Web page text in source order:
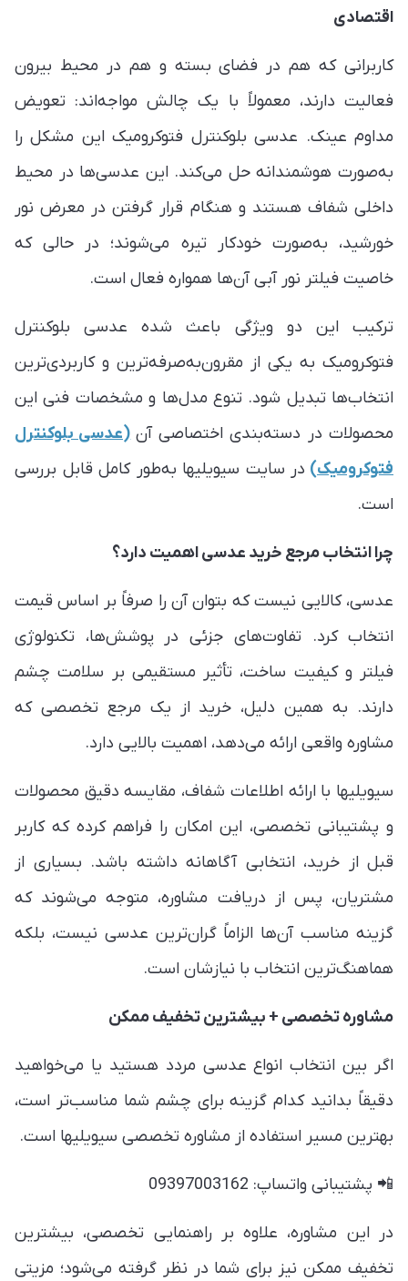
اقتصادی
کاربرانی که هم در فضای بسته و هم در محیط بیرون
فعالیت دارند، معمولاً با یک چالش مواجه‌اند: تعویض
مداوم عینک. عدسی بلوکنترل فتوکرومیک این مشکل را
به‌صورت هوشمندانه حل می‌کند. این عدسی‌ها در محیط
داخلی شفاف هستند و هنگام قرار گرفتن در معرض نور
خورشید، به‌صورت خودکار تیره می‌شوند؛ در حالی که
خاصیت فیلتر نور آبی آن‌ها همواره فعال است.
ترکیب این دو ویژگی باعث شده عدسی بلوکنترل
فتوکرومیک به یکی از مقرون‌به‌صرفه‌ترین و کاربردی‌ترین
انتخاب‌ها تبدیل شود. تنوع مدل‌ها و مشخصات فنی این
محصولات در دسته‌بندی اختصاصی آن (عدسی بلوکنترل
فتوکرومیک) در سایت سیویلیها به‌طور کامل قابل بررسی
است.
چرا انتخاب مرجع خرید عدسی اهمیت دارد؟
عدسی، کالایی نیست که بتوان آن را صرفاً بر اساس قیمت
انتخاب کرد. تفاوت‌های جزئی در پوشش‌ها، تکنولوژی
فیلتر و کیفیت ساخت، تأثیر مستقیمی بر سلامت چشم
دارند. به همین دلیل، خرید از یک مرجع تخصصی که
مشاوره واقعی ارائه می‌دهد، اهمیت بالایی دارد.
سیویلیها با ارائه اطلاعات شفاف، مقایسه دقیق محصولات
و پشتیبانی تخصصی، این امکان را فراهم کرده که کاربر
قبل از خرید، انتخابی آگاهانه داشته باشد. بسیاری از
مشتریان، پس از دریافت مشاوره، متوجه می‌شوند که
گزینه مناسب آن‌ها الزاماً گران‌ترین عدسی نیست، بلکه
هماهنگ‌ترین انتخاب با نیازشان است.
مشاوره تخصصی + بیشترین تخفیف ممکن
اگر بین انتخاب انواع عدسی مردد هستید یا می‌خواهید
دقیقاً بدانید کدام گزینه برای چشم شما مناسب‌تر است،
بهترین مسیر استفاده از مشاوره تخصصی سیویلیها است.
📲 پشتیبانی واتساپ: 09397003162
در این مشاوره، علاوه بر راهنمایی تخصصی، بیشترین
تخفیف ممکن نیز برای شما در نظر گرفته می‌شود؛ مزیتی